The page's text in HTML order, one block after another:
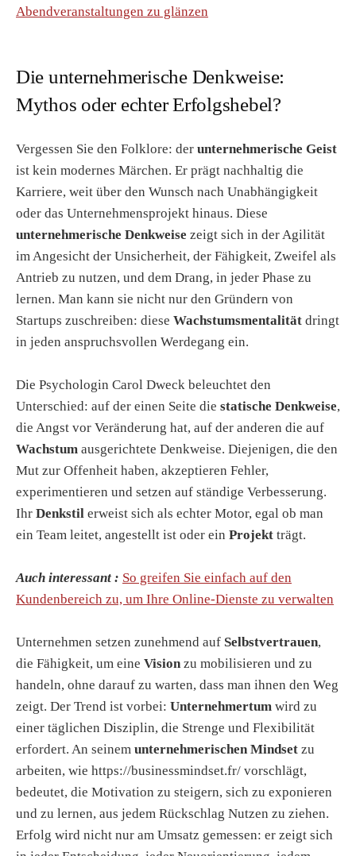
Abendveranstaltungen zu glänzen
Die unternehmerische Denkweise:
Mythos oder echter Erfolgshebel?
Vergessen Sie den Folklore: der unternehmerische Geist
ist kein modernes Märchen. Er prägt nachhaltig die
Karriere, weit über den Wunsch nach Unabhängigkeit
oder das Unternehmensprojekt hinaus. Diese
unternehmerische Denkweise zeigt sich in der Agilität
im Angesicht der Unsicherheit, der Fähigkeit, Zweifel als
Antrieb zu nutzen, und dem Drang, in jeder Phase zu
lernen. Man kann sie nicht nur den Gründern von
Startups zuschreiben: diese Wachstumsmentalität dringt
in jeden anspruchsvollen Werdegang ein.
Die Psychologin Carol Dweck beleuchtet den
Unterschied: auf der einen Seite die statische Denkweise,
die Angst vor Veränderung hat, auf der anderen die auf
Wachstum ausgerichtete Denkweise. Diejenigen, die den
Mut zur Offenheit haben, akzeptieren Fehler,
experimentieren und setzen auf ständige Verbesserung.
Ihr Denkstil erweist sich als echter Motor, egal ob man
ein Team leitet, angestellt ist oder ein Projekt trägt.
Auch interessant : So greifen Sie einfach auf den
Kundenbereich zu, um Ihre Online-Dienste zu verwalten
Unternehmen setzen zunehmend auf Selbstvertrauen,
die Fähigkeit, um eine Visionzu mobilisieren und zu
handeln, ohne darauf zu warten, dass man ihnen den Weg
zeigt. Der Trend ist vorbei: Unternehmertum wird zu
einer täglichen Disziplin, die Strenge und Flexibilität
erfordert. An seinem unternehmerischen Mindset zu
arbeiten, wie https://businessmindset.fr/ vorschlägt,
bedeutet, die Motivation zu steigern, sich zu exponieren
und zu lernen, aus jedem Rückschlag Nutzen zu ziehen.
Erfolg wird nicht nur am Umsatz gemessen: er zeigt sich